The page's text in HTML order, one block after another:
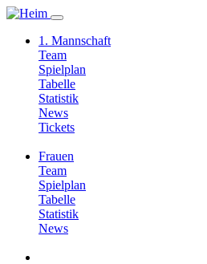
1. Mannschaft
Team
Spielplan
Tabelle
Statistik
News
Tickets
Frauen
Team
Spielplan
Tabelle
Statistik
News